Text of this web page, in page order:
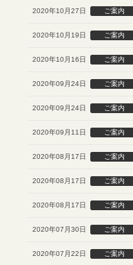
2020年10月27日 ご案内
2020年10月19日 ご案内
2020年10月16日 ご案内
2020年09月24日 ご案内
2020年09月24日 ご案内
2020年09月11日 ご案内
2020年08月17日 ご案内
2020年08月17日 ご案内
2020年08月17日 ご案内
2020年07月30日 ご案内
2020年07月22日 ご案内